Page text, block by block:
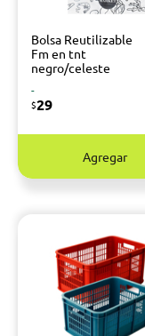
Bolsa Reutilizable
Fm en tnt
negro/celeste
-
$29
Agregar